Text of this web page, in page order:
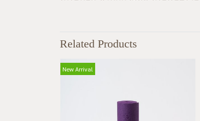
Related Products
New Arrival